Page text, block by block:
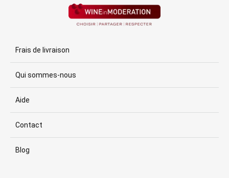
Frais de livraison
Qui sommes-nous
Aide
Contact
Blog